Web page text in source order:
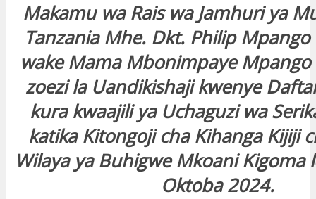
Makamu wa Rais wa Jamhuri ya
Tanzania Mhe. Dkt. Philip
wake Mama Mbonimpaye
zoezi la Uandikishaji kwenye
kura kwaajili ya Uchaguzi wa
katika Kitongoji cha Kihanga Kijiji
Wilaya ya Buhigwe Mkoani Kigoma
Oktoba 2024.